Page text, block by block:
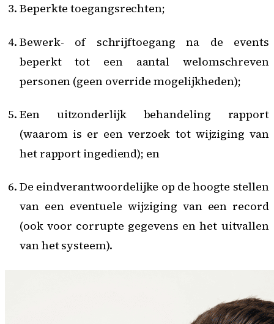
Beperkte toegangsrechten;
Bewerk- of schrijftoegang na de events
beperkt tot een aantal welomschreven
personen (geen override mogelijkheden);
Een uitzonderlijk behandeling rapport
(waarom is er een verzoek tot wijziging van
het rapport ingediend); en
De eindverantwoordelijke op de hoogte stellen
van een eventuele wijziging van een record
(ook voor corrupte gegevens en het uitvallen
van het systeem).